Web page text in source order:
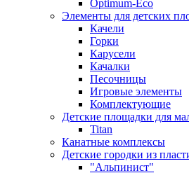
Оptimum-Еco
Элементы для детских
Качели
Горки
Карусели
Качалки
Песочницы
Игровые элементы
Комплектующие
Детские площадки для
Titan
Канатные комплексы
Детские городки из
"Альпинист"